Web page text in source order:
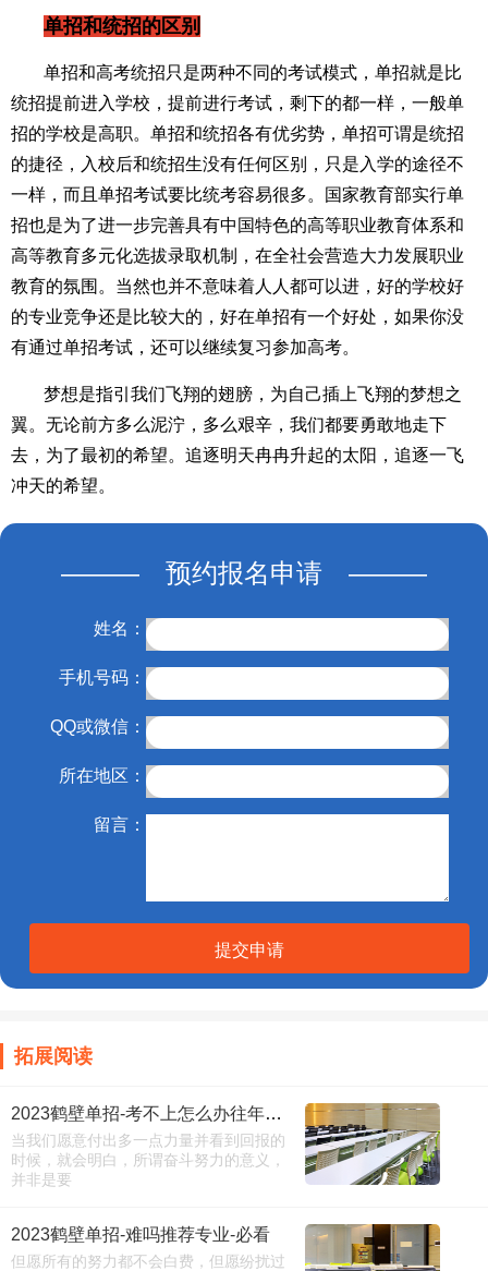
单招和统招的区别
单招和高考统招只是两种不同的考试模式，单招就是比
统招提前进入学校，提前进行考试，剩下的都一样，一般单
招的学校是高职。单招和统招各有优劣势，单招可谓是统招
的捷径，入校后和统招生没有任何区别，只是入学的途径不
一样，而且单招考试要比统考容易很多。国家教育部实行单
招也是为了进一步完善具有中国特色的高等职业教育体系和
高等教育多元化选拔录取机制，在全社会营造大力发展职业
教育的氛围。当然也并不意味着人人都可以进，好的学校好
的专业竞争还是比较大的，好在单招有一个好处，如果你没
有通过单招考试，还可以继续复习参加高考。
梦想是指引我们飞翔的翅膀，为自己插上飞翔的梦想之
翼。无论前方多么泥泞，多么艰辛，我们都要勇敢地走下
去，为了最初的希望。追逐明天冉冉升起的太阳，追逐一飞
冲天的希望。
——— 预约报名申请 ———
姓名：
手机号码：
QQ或微信：
所在地区：
留言：
提交申请
拓展阅读
2023鹤壁单招-考不上怎么办往年分数线-咨询必看
当我们愿意付出多一点力量并看到回报的
时候，就会明白，所谓奋斗努力的意义，
并非是要
2023鹤壁单招-难吗推荐专业-必看
但愿所有的努力都不会白费，但愿纷扰过